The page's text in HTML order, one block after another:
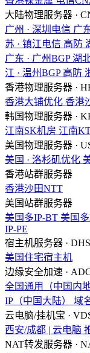
大陆物理服务器 ·
广州 · 深圳电信 广
苏 · 镇江电信 高防
广东 · 广州BGP 湖
江 · 温州BGP 高防
香港物理服务器 ·
香港大铺优化 香港
韩国物理服务器 ·
江南SK机房 江南
美国物理服务器 ·
美国 · 洛杉矶优化
香港站群服务器
香港沙田NTT
美国站群服务器
美国多IP-BT 美国
IP-PE
宿主机服务器 · DHS
美国住宅宿主机
边缘安全加速 ·
全国通用（中国内地
IP（中国大陆）
域
云电脑/挂机宝 ·
西安/成都 | 云电脑
NAT转发服务器 ·